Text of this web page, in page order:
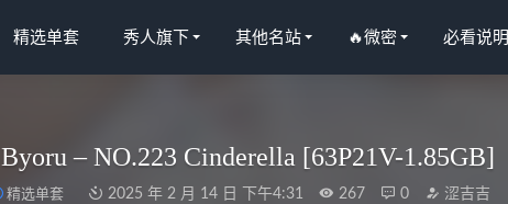
精选单套 秀人旗下 其他名站 🔥微密 必看说明
Byoru – NO.223 Cinderella [63P21V-1.85GB]
精选单套 2025 年 2 月 14 日 下午4:31 267 0 涩吉吉